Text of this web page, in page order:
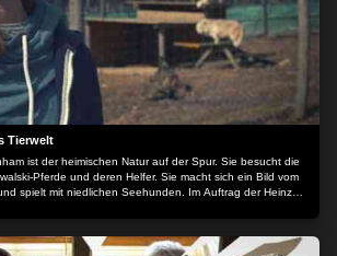
Tierwelt
ist der heimischen Natur auf der Spur. Sie besucht die
Pferde und deren Helfer. Sie macht sich ein Bild vom
spielt mit niedlichen Seehunden. Im Auftrag der Heinz
schützen.